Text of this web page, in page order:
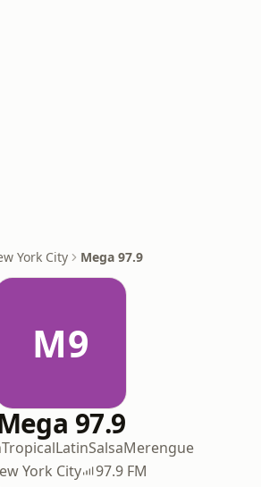
York City Mega 97.9
M9
97.9
TropicalLatinSalsaMerengue
York City
97.9 FM